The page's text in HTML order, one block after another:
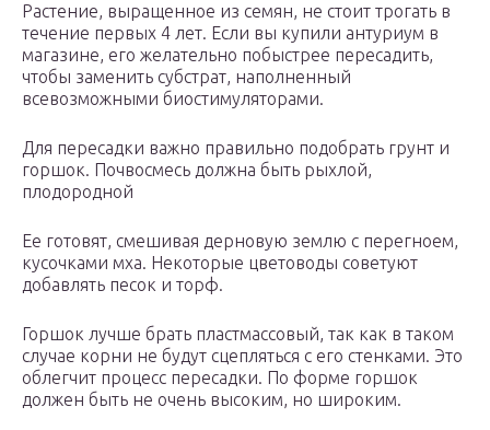
Растение, выращенное из семян, не стоит трогать в
течение первых 4 лет. Если вы купили антуриум в
магазине, его желательно побыстрее пересадить,
чтобы заменить субстрат, наполненный
всевозможными биостимуляторами.
Для пересадки важно правильно подобрать грунт и
горшок. Почвосмесь должна быть рыхлой,
плодородной
Ее готовят, смешивая дерновую землю с перегноем,
кусочками мха. Некоторые цветоводы советуют
добавлять песок и торф.
Горшок лучше брать пластмассовый, так как в таком
случае корни не будут сцепляться с его стенками. Это
облегчит процесс пересадки. По форме горшок
должен быть не очень высоким, но широким.